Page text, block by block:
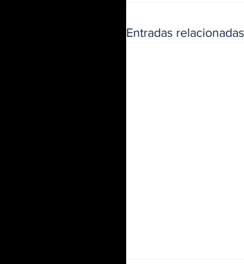
Entradas relacionadas